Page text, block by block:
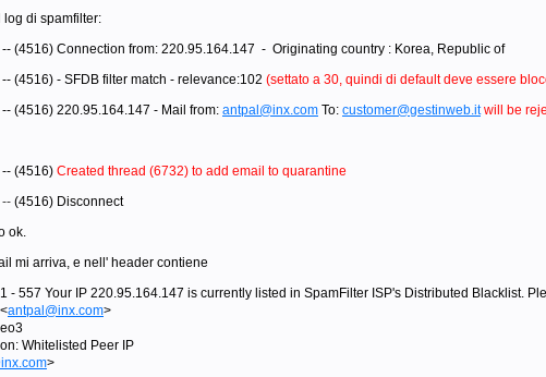
di spamfilter:
(4516) Connection from: 220.95.164.147 - Originating country : Korea, Republic of
(4516) - SFDB filter match - relevance:102 (settato a 30, quindi di default deve essere
(4516) 220.95.164.147 - Mail from: antpal@inx.com To: customer@gestinweb.it will be
(4516) Created thread (6732) to add email to quarantine
-- (4516) Disconnect
ok.
mi arriva, e nell' header contiene
- 557 Your IP 220.95.164.147 is currently listed in SpamFilter ISP's Distributed Blacklist.
antpal@inx.com>
Whitelisted Peer IP
>